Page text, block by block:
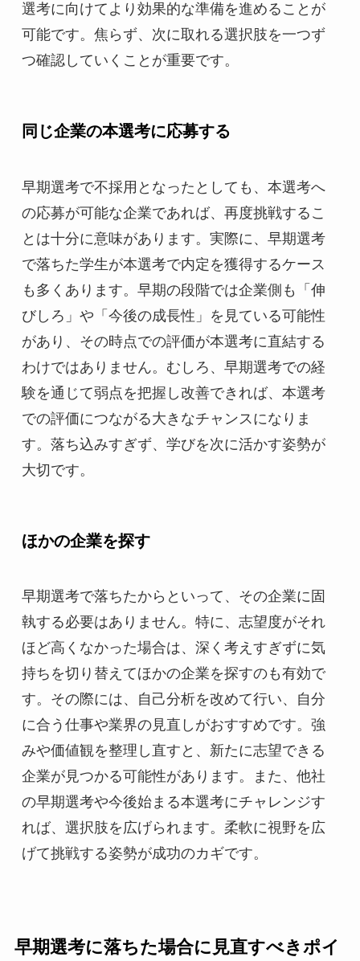
選考に向けてより効果的な準備を進めることが
可能です。焦らず、次に取れる選択肢を一つず
つ確認していくことが重要です。
同じ企業の本選考に応募する
早期選考で不採用となったとしても、本選考へ
の応募が可能な企業であれば、再度挑戦するこ
とは十分に意味があります。実際に、早期選考
で落ちた学生が本選考で内定を獲得するケース
も多くあります。早期の段階では企業側も「伸
びしろ」や「今後の成長性」を見ている可能性
があり、その時点での評価が本選考に直結する
わけではありません。むしろ、早期選考での経
験を通じて弱点を把握し改善できれば、本選考
での評価につながる大きなチャンスになりま
す。落ち込みすぎず、学びを次に活かす姿勢が
大切です。
ほかの企業を探す
早期選考で落ちたからといって、その企業に固
執する必要はありません。特に、志望度がそれ
ほど高くなかった場合は、深く考えすぎずに気
持ちを切り替えてほかの企業を探すのも有効で
す。その際には、自己分析を改めて行い、自分
に合う仕事や業界の見直しがおすすめです。強
みや価値観を整理し直すと、新たに志望できる
企業が見つかる可能性があります。また、他社
の早期選考や今後始まる本選考にチャレンジす
れば、選択肢を広げられます。柔軟に視野を広
げて挑戦する姿勢が成功のカギです。
早期選考に落ちた場合に見直すべきポイ